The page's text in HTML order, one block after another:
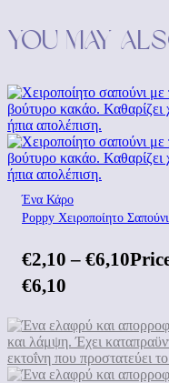
You may
Ένα Κάρο
Poppy Χειροποίητο
€2,10 – €6,10
€6,10